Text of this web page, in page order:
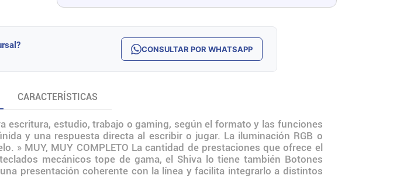
CONSULTAR POR WHATSAPP
CARACTERÍSTICAS
escritura, estudio, trabajo o gaming, según el formato y las funciones
y una respuesta directa al escribir o jugar. La iluminación RGB o
» MUY, MUY COMPLETO La cantidad de prestaciones que ofrece el
mecánicos tope de gama, el Shiva lo tiene también Botones
presentación coherente con la línea y facilita integrarlo a distintos